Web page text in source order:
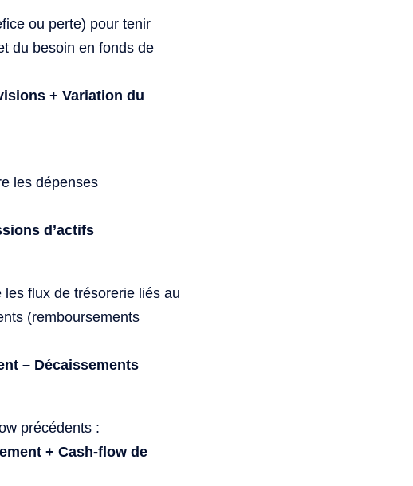
ou perte) pour tenir
du besoin en fonds de
+ Variation du
les dépenses
d’actifs
flux de trésorerie liés au
(remboursements
– Décaissements
précédents :
+ Cash-flow de